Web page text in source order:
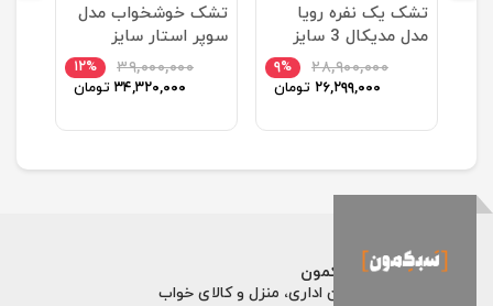
تشک خوشخواب مدل
سوپر استار سایز
۱۲% ۳۹,۰۰۰,۰۰۰
۳۴,۳۲۰,۰۰۰ تومان
تشک یک نفره رویا
مدل مدیکال 3 سایز
۹% ۲۸,۹۰۰,۰۰۰
۲۶,۲۹۹,۰۰۰ تومان
فروشگاه اینترنتی سبکمون
فروش تخصصی مبلمان اداری، منزل و کالای خواب